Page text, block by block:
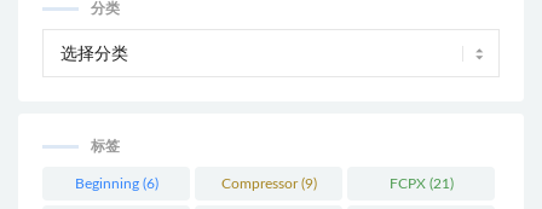
分类
标签
Beginning(6) Compressor(9) FCPX(21)